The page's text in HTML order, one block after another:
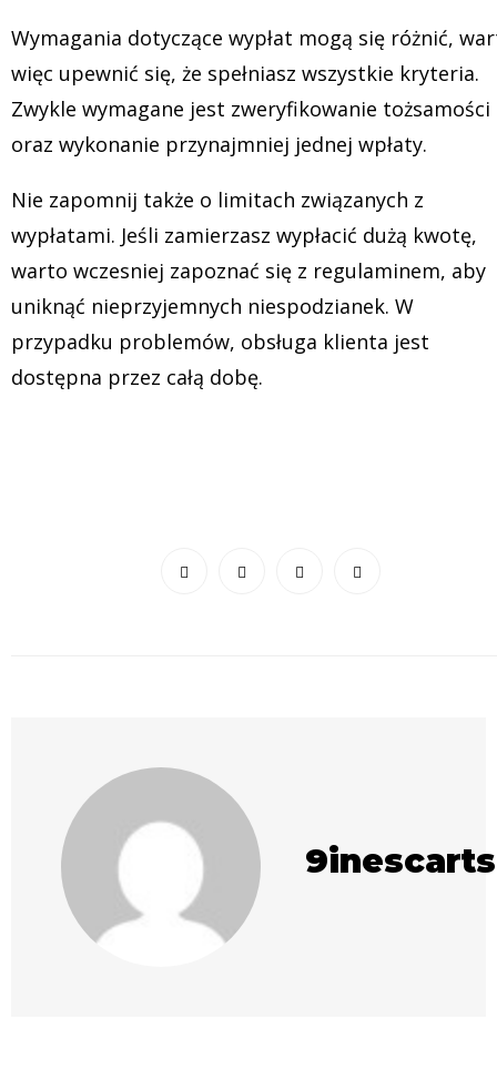
Wymagania dotyczące wypłat mogą się różnić,
więc upewnić się, że spełniasz wszystkie kryteria.
Zwykle wymagane jest zweryfikowanie tożsamości
oraz wykonanie przynajmniej jednej wpłaty.
Nie zapomnij także o limitach związanych z
wypłatami. Jeśli zamierzasz wypłacić dużą kwotę,
warto wczesniej zapoznać się z regulaminem, aby
uniknąć nieprzyjemnych niespodzianek. W
przypadku problemów, obsługa klienta jest
dostępna przez całą dobę.